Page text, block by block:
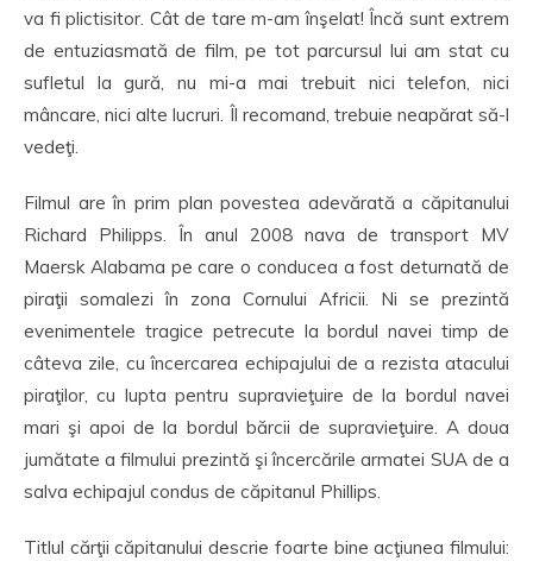
va fi plictisitor. Cât de tare m-am înşelat! Încă sunt extrem
de entuziasmată de film, pe tot parcursul lui am stat cu
sufletul la gură, nu mi-a mai trebuit nici telefon, nici
mâncare, nici alte lucruri. Îl recomand, trebuie neapărat să-l
vedeţi.
Filmul are în prim plan povestea adevărată a căpitanului
Richard Philipps. În anul 2008 nava de transport MV
Maersk Alabama pe care o conducea a fost deturnată de
piraţii somalezi în zona Cornului Africii. Ni se prezintă
evenimentele tragice petrecute la bordul navei timp de
câteva zile, cu încercarea echipajului de a rezista atacului
piraţilor, cu lupta pentru supravieţuire de la bordul navei
mari şi apoi de la bordul bărcii de supravieţuire. A doua
jumătate a filmului prezintă şi încercările armatei SUA de a
salva echipajul condus de căpitanul Phillips.
Titlul cărţii căpitanului descrie foarte bine acţiunea filmului: